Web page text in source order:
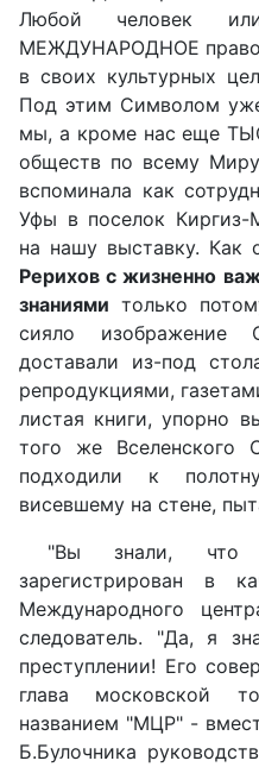
Любой человек
МЕЖДУНАРОДНОЕ право
в своих культурных
Под этим Символом
мы, а кроме нас еще
обществ по всему
вспоминала как
Уфы в поселок
на нашу выставку. Как
Рерихов с жизненно
знаниями только
сияло изображение
доставали из-под
репродукциями,
листая книги, упорно
того же Вселенского
подходили к
висевшему на стене,
"Вы знали, что
зарегистрирован в
Международного
следователь. "Да, я
преступлении! Его
глава московской
названием "МЦР" -
Б.Булочника